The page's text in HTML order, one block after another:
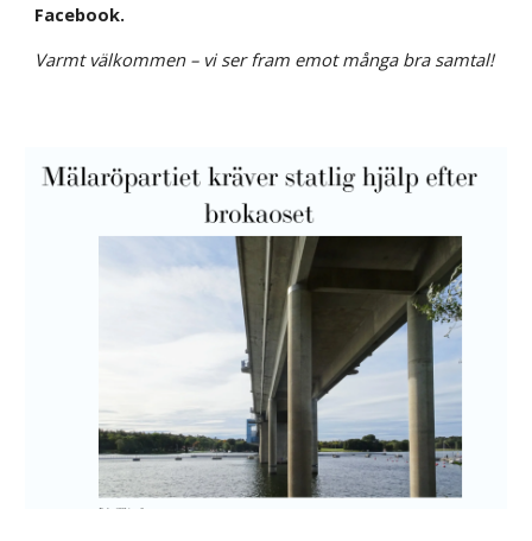
Facebook.
Varmt välkommen – vi ser fram emot många bra samtal!